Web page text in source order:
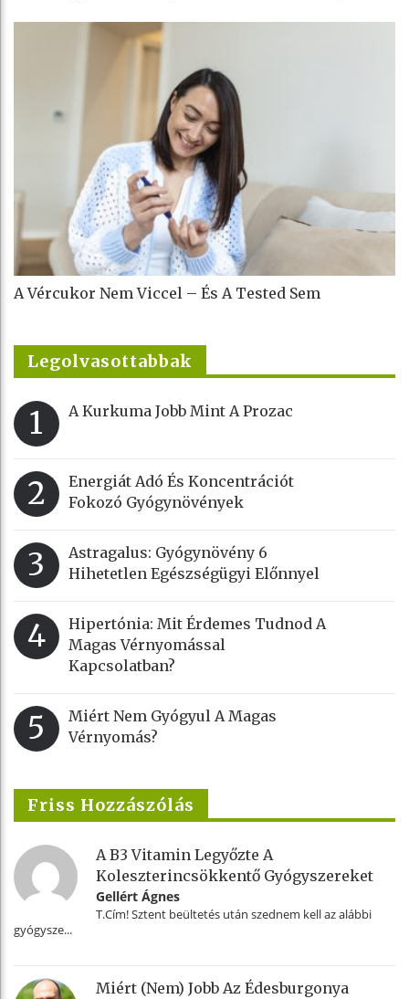
A Vércukor Nem Viccel – És A Tested Sem
Legolvasottabbak
1 A Kurkuma Jobb Mint A Prozac
2
Energiát Adó És Koncentrációt
Fokozó Gyógynövények
3
Astragalus: Gyógynövény 6
Hihetetlen Egészségügyi Előnnyel
4
Hipertónia: Mit Érdemes Tudnod A
Magas Vérnyomással
Kapcsolatban?
5
Miért Nem Gyógyul A Magas
Vérnyomás?
Friss Hozzászólás
A B3 Vitamin Legyőzte A
Koleszterincsökkentő Gyógyszereket
Gellért Ágnes
T.Cím! Sztent beültetés után szednem kell az alábbi
gyógysze...
Miért (nem) Jobb Az Édesburgonya